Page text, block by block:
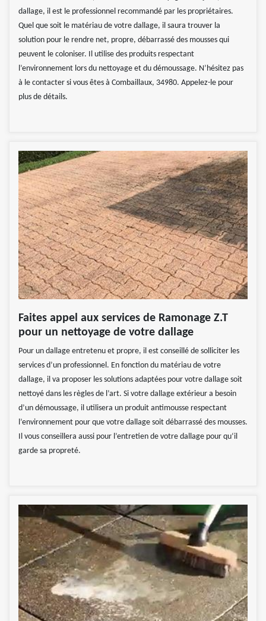
dallage, il est le professionnel recommandé par les propriétaires.
Quel que soit le matériau de votre dallage, il saura trouver la
solution pour le rendre net, propre, débarrassé des mousses qui
peuvent le coloniser. Il utilise des produits respectant
l’environnement lors du nettoyage et du démoussage. N’hésitez pas
à le contacter si vous êtes à Combaillaux, 34980. Appelez-le pour
plus de détails.
Faites appel aux services de Ramonage Z.T
pour un nettoyage de votre dallage
Pour un dallage entretenu et propre, il est conseillé de solliciter les
services d’un professionnel. En fonction du matériau de votre
dallage, il va proposer les solutions adaptées pour votre dallage soit
nettoyé dans les règles de l’art. Si votre dallage extérieur a besoin
d’un démoussage, il utilisera un produit antimousse respectant
l’environnement pour que votre dallage soit débarrassé des mousses.
Il vous conseillera aussi pour l’entretien de votre dallage pour qu‘il
garde sa propreté.